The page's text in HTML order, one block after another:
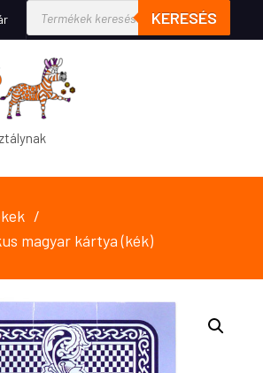
KERESÉS
magyar kártya (kék)